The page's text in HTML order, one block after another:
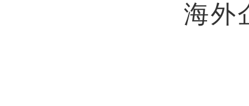
海外